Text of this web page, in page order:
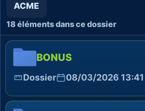
ACME
18 éléments dans ce dossier
BONUS
Dossier 08/03/2026 13:41